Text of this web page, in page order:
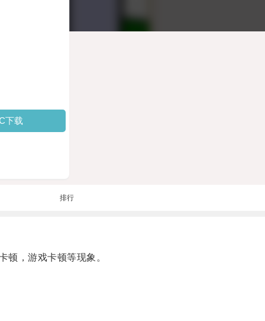
下载
排行
，游戏卡顿等现象。